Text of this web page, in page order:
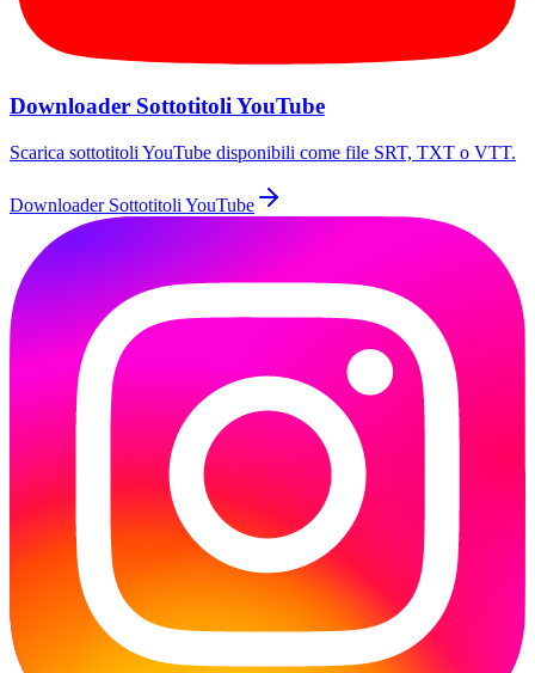
Downloader Sottotitoli YouTube
Scarica sottotitoli YouTube disponibili come file SRT, TXT o VTT.
Downloader Sottotitoli YouTube